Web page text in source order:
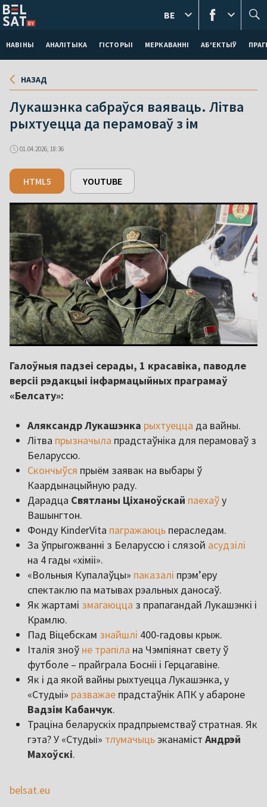
НАВІНЫ АНАЛІТЫКА ГІСТОРЫІ МЕРКАВАННI АБ'ЕКТЫЎ
BE
НАЗАД
Лукашэнка сабраўся ваяваць. Літва
рыхтуецца да перамоваў з ім
01.04.2026, 18:36
HTML5 YOUTUBE
Галоўныя падзеі серады, 1 красавіка, паводле
версіі рэдакцыі інфармацыйных праграмаў
«Белсату»:
Аляксандр Лукашэнка рыхтуецца да вайны.
Літва прызначыла прадстаўніка для перамоваў з
Беларуссю.
Скончыўся прыём заявак на выбары ў
Каардынацыйную раду.
Дарадца Святланы Ціханоўскай паехаўу
Вашынгтон.
Фонду KinderVita пагражаюць пераследам.
За ўпрыгожванні з Беларуссю і слязой асудзілі
на 4 гады «хіміі».
«Вольныя Купалаўцы» паказалі прэм’еру
спектаклю па матывах рэальных даносаў.
Як жартамі змагаюцца з прапагандай Лукашэнкі і
Крамлю.
Пад Віцебскам знайшлі 400-гадовы крыж.
Італія зноў не трапіла на Чэмпіянат свету ў
футболе – прайграла Босніі і Герцагавіне.
Як і да якой вайны рыхтуецца Лукашэнка, у
«Студыі» разважае прадстаўнік АПК у абароне
Вадзім Кабанчук.
Траціна беларускіх прадпрыемстваў стратная. Як
гэта? У «Студыі» тлумачыцьэканаміст Андрэй
Махоўскі.
belsat.eu